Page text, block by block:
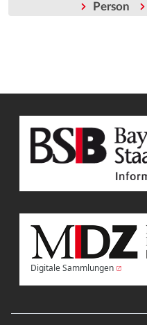
Person
Digitale Sammlungen